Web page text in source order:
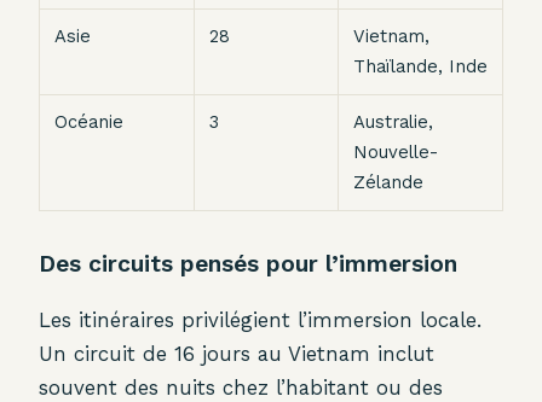
Asie 28
Vietnam,
Thaïlande, Inde
Océanie 3
Australie,
Nouvelle-
Zélande
Des circuits pensés pour l’immersion
Les itinéraires privilégient l’immersion locale.
Un circuit de 16 jours au Vietnam inclut
souvent des nuits chez l’habitant ou des